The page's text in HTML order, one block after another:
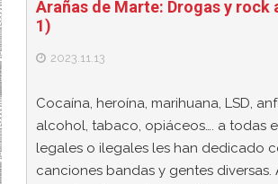
Arañas de Marte: Drogas y rock
1)
2023.11.13
Cocaína, heroína, marihuana, LSD,
alcohol, tabaco, opiáceos…. a todas
legales o ilegales les han dedicado
canciones bandas y gentes diversas.